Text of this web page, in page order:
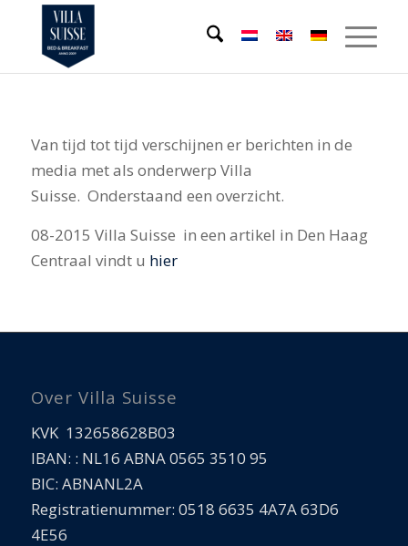
Van tijd tot tijd verschijnen er berichten in de
media met als onderwerp Villa
Suisse. Onderstaand een overzicht.
08-2015 Villa Suisse in een artikel in Den Haag
Centraal vindt u hier
Over Villa Suisse
KVK 132658628B03
IBAN: : NL16 ABNA 0565 3510 95
BIC: ABNANL2A
Registratienummer: 0518 6635 4A7A 63D6
4E56